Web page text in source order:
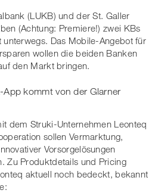
(LUKB) und der St. Galler
(Achtung: Premiere!) zwei KBs
Das Mobile-Angebot für
wollen die beiden Banken
den Markt bringen.
kommt von der Glarner
dem Struki-Unternehmen Leonteq
sollen Vermarktung,
Vorsorgelösungen
Zu Produktdetails und Pricing
aktuell noch bedeckt, bekannt